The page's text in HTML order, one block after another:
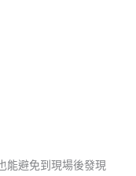
能避免到現場後發現